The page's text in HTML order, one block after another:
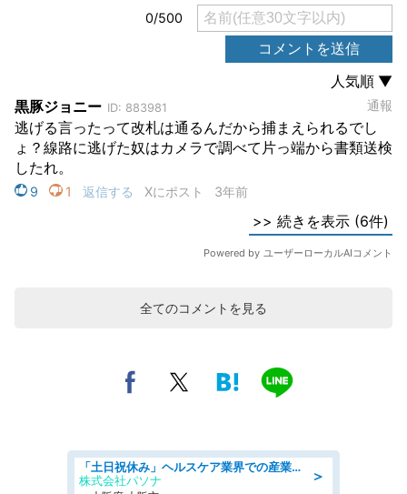
全てのコメントを見る
＞
「土日祝休み」ヘルスケア業界での産業保健師業務/看護師/高時給/要資格:正看護師
株式会社パソナ